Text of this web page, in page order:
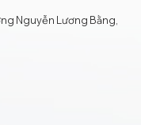
Nguyễn Lương Bằng,